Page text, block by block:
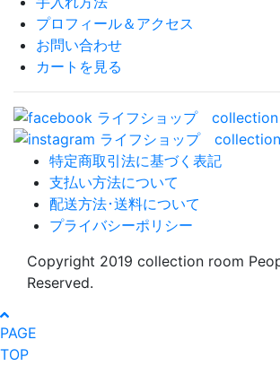
プロフィール＆アクセス
お問い合わせ
カートを見る
特定商取引法に基づく表記
支払い方法について
配送方法･送料について
プライバシーポリシー
Copyright 2019 collection room
Reserved.
PAGE
TOP